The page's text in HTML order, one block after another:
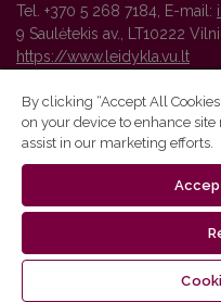
Tel. +370 5 268 7184, E-mail:
9 Saulėtekis av., LT10222
https://www.leidykla.vu.lt
Vilnius University Press
By clicking “Accept All
on your device to enhance
assist in our marketing efforts.